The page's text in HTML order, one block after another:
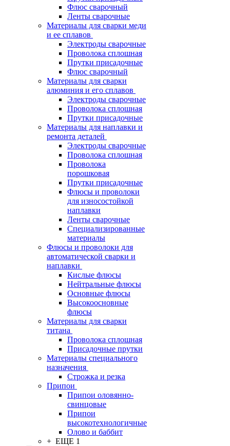
Флюс сварочный
Ленты сварочные
Материалы для сварки меди
и ее сплавов
Электроды сварочные
Проволока сплошная
Прутки присадочные
Флюс сварочный
Материалы для сварки
алюминия и его сплавов
Электроды сварочные
Проволока сплошная
Прутки присадочные
Материалы для наплавки и
ремонта деталей
Электроды сварочные
Проволока сплошная
Проволока
порошковая
Прутки присадочные
Флюсы и проволоки
для износостойкой
наплавки
Ленты сварочные
Специализированные
материалы
Флюсы и проволоки для
автоматической сварки и
наплавки
Кислые флюсы
Нейтральные флюсы
Основные флюсы
Высокоосновные
флюсы
Материалы для сварки
титана
Проволока сплошная
Присадочные прутки
Материалы специального
назначения
Строжка и резка
Припои
Припои оловянно-
свинцовые
Припои
высокотехнологичные
Олово и баббит
+ ЕЩЕ 1